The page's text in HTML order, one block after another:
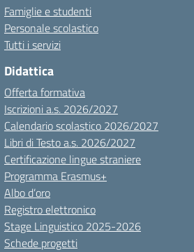
Famiglie e studenti
Personale scolastico
Tutti i servizi
Didattica
Offerta formativa
Iscrizioni a.s. 2026/2027
Calendario scolastico 2026/2027
Libri di Testo a.s. 2026/2027
Certificazione lingue straniere
Programma Erasmus+
Albo d’oro
Registro elettronico
Stage Linguistico 2025-2026
Schede progetti